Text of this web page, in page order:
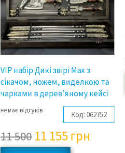
VIP набір Дикі звірі Max з
сікачом, ножем, виделкою та
чарками в дерев’яному кейсі
немає відгуків Код: 062752
11 500 11 155 грн